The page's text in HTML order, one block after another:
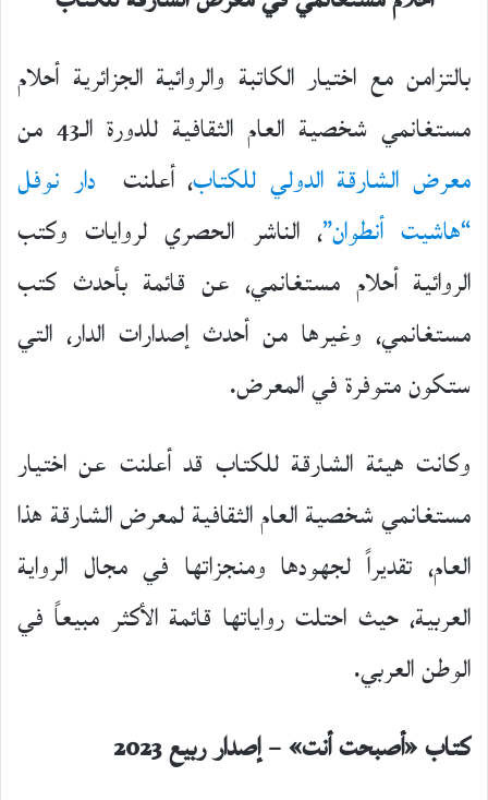
بالتزامن مع اختيار الكاتبة والروائية الجزائرية أحلام
مستغانمي شخصية العام الثقافية للدورة الـ43 من
معرض الشارقة الدولي للكتاب، أعلنت دار نوفل
“هاشيت أنطوان”، الناشر الحصري لروايات وكتب
الروائية أحلام مستغانمي، عن قائمة بأحدث كتب
مستغانمي، وغيرها من أحدث إصدارات الدار، التي
ستكون متوفرة في المعرض.
وكانت هيئة الشارقة للكتاب قد أعلنت عن اختيار
مستغانمي شخصية العام الثقافية لمعرض الشارقة هذا
العام، تقديراً لجهودها ومنجزاتها في مجال الرواية
العربية، حيث احتلت رواياتها قائمة الأكثر مبيعاً في
الوطن العربي.
كتاب«أصبحتأنت»–إصدارربيع2023